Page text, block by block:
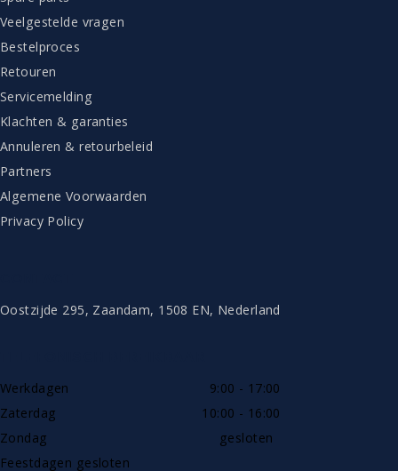
Veelgestelde vragen
Bestelproces
Retouren
Servicemelding
Klachten & garanties
Annuleren & retourbeleid
Partners
Algemene Voorwaarden
Privacy Policy
Oostzijde 295, Zaandam, 1508 EN, Nederland
Werkdagen
9:00 - 17:00
Zaterdag
10:00 - 16:00
Zondag
gesloten
Feestdagen gesloten